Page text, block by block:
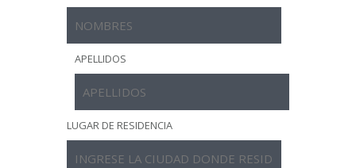
APELLIDOS
LUGAR DE RESIDENCIA